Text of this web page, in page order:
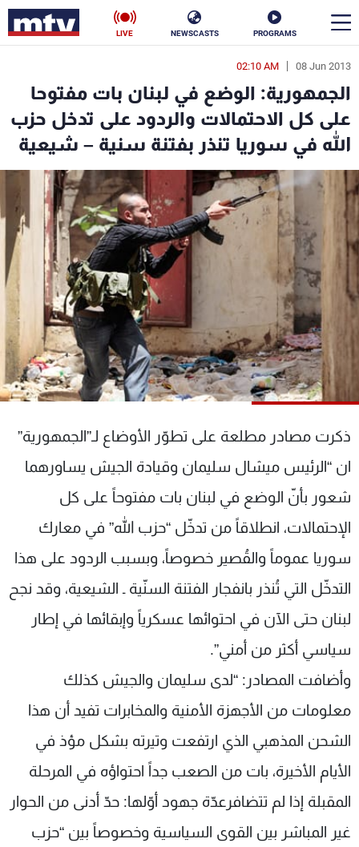
PROGRAMS
NEWSCASTS
LIVE
08 Jun 2013
02:10 AM
الجمهورية: الوضع في لبنان بات مفتوحا
على كل الاحتمالات والردود على تدخل حزب
الله في سوريا تنذر بفتنة سنية – شيعية
ذكرت مصادر مطلعة على تطوّر الأوضاع لـ”الجمهورية”
ان “الرئيس ميشال سليمان وقيادة الجيش يساورهما
شعور بأنّ الوضع في لبنان بات مفتوحاً على كل
الإحتمالات، انطلاقاً من تدخّل “حزب الله” في معارك
سوريا عموماً والقُصير خصوصاً، وبسبب الردود على هذا
التدخّل التي تُنذر بانفجار الفتنة السنّية ـ الشيعية، وقد نجح
لبنان حتى الآن في احتوائها عسكرياً وإبقائها في إطار
سياسي أكثر من أمني”.
وأضافت المصادر: “لدى سليمان والجيش كذلك
معلومات من الأجهزة الأمنية والمخابرات تفيد أن هذا
الشحن المذهبي الذي ارتفعت وتيرته بشكل مؤذ في
الأيام الأخيرة، بات من الصعب جداً احتواؤه في المرحلة
المقبلة إذا لم تتضافرعدّة جهود أوّلها: حدّ أدنى من الحوار
غير المباشر بين القوى السياسية وخصوصاً بين “حزب
en
الأخبار
سياسة ناس
إقتصاد فن
منوعات رياضة
كأس العالم
البرامج
جدول البرامج
شاهد البرامج
الترددات
الإنـتـاج
تواصل معنا
سياسة الخصوصية